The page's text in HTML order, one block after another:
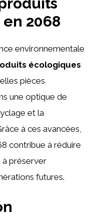
2068
environnementale
écologiques
pièces
une optique de
et la
à ces avancées,
contribue à réduire
à préserver
futures.